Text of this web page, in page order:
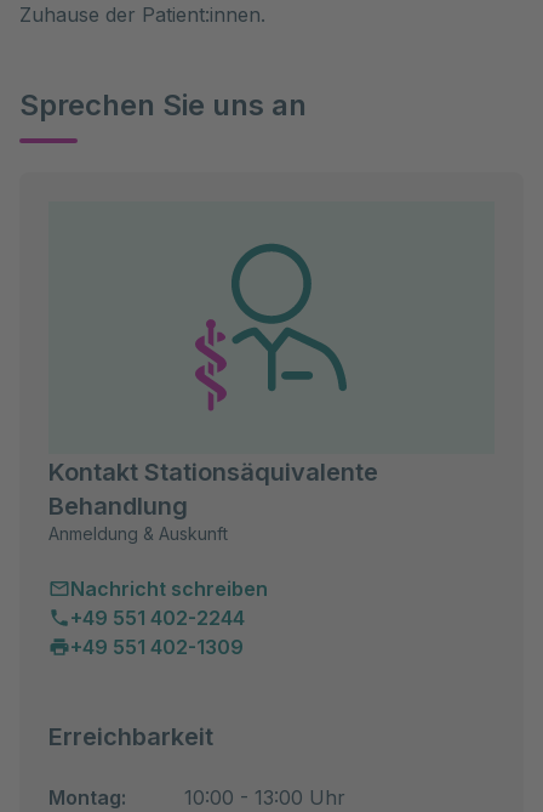
Zuhause der Patient:innen.
Sprechen Sie uns an
Kontakt Stationsäquivalente
Behandlung
Anmeldung & Auskunft
Nachricht schreiben
+49 551 402-2244
+49 551 402-1309
Erreichbarkeit
Montag:
10:00 - 13:00 Uhr